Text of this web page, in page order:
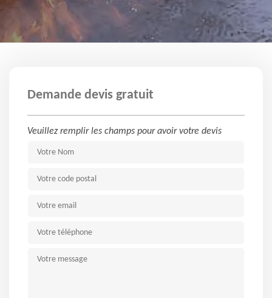
Demande devis gratuit
Veuillez remplir les champs pour avoir votre devis